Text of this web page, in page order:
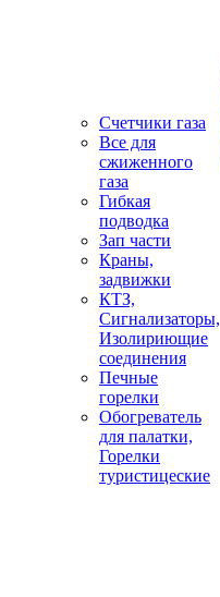
Счетчики газа
Все для
сжиженного
газа
Гибкая
подводка
Зап части
Краны,
задвижки
КТЗ,
Сигнализаторы,
Изолириющие
соединения
Печные
горелки
Обогреватель
для палатки,
Горелки
туристицеские